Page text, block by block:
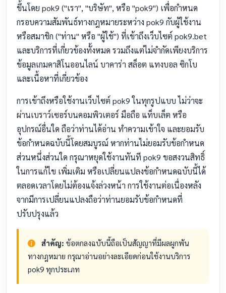
ขึ้นโดย pok9 ("เรา", "บริษัท", หรือ "pok9") เพื่อกำหนด
กรอบความสัมพันธ์ทางกฎหมายระหว่าง pok9 กับผู้ใช้งาน
หรือสมาชิก ("ท่าน" หรือ "ผู้ใช้") ที่เข้าถึงเว็บไซต์ pok9.bet
และบริการที่เกี่ยวข้องทั้งหมด รวมถึงแต่ไม่จำกัดเพียงบริการ
ข้อมูลเกมคาสิโนออนไลน์ บาคาร่า สล็อต แทงบอล ซิกโบ
และเนื้อหาที่เกี่ยวข้อง
การเข้าถึงหรือใช้งานเว็บไซต์ pok9 ในทุกรูปแบบ ไม่ว่าจะ
ผ่านเบราว์เซอร์บนคอมพิวเตอร์ มือถือ แท็บเล็ต หรือ
อุปกรณ์อื่นใด ถือว่าท่านได้อ่าน ทำความเข้าใจ และยอมรับ
ข้อกำหนดฉบับนี้โดยสมบูรณ์ หากท่านไม่ยอมรับข้อกำหนด
ส่วนหนึ่งส่วนใด กรุณาหยุดใช้งานทันที pok9 ขอสงวนสิทธิ์
ในการแก้ไข เพิ่มเติม หรือเปลี่ยนแปลงข้อกำหนดฉบับนี้ได้
ตลอดเวลาโดยไม่ต้องแจ้งล่วงหน้า การใช้งานต่อเนื่องหลัง
จากมีการเปลี่ยนแปลงถือว่าท่านยอมรับข้อกำหนดที่
ปรับปรุงแล้ว
สำคัญ: ข้อตกลงฉบับนี้ถือเป็นสัญญาที่มีผลผูกพัน
ทางกฎหมาย กรุณาอ่านอย่างละเอียดก่อนใช้งานบริการ
pok9 ทุกประเภท